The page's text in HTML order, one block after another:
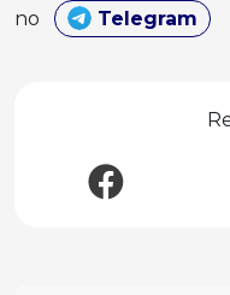
no
Telegram